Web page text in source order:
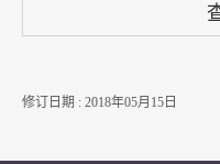
修订日期 : 2018年05月15日